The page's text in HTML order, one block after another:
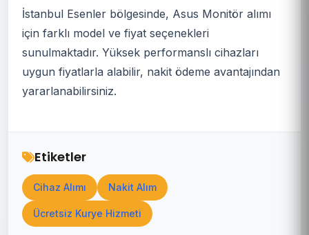
İstanbul Esenler bölgesinde, Asus Monitör alımı
için farklı model ve fiyat seçenekleri
sunulmaktadır. Yüksek performanslı cihazları
uygun fiyatlarla alabilir, nakit ödeme avantajından
yararlanabilirsiniz.
Etiketler
Cihaz Alımı Nakit Alım
Ücretsiz Kurye Hizmeti